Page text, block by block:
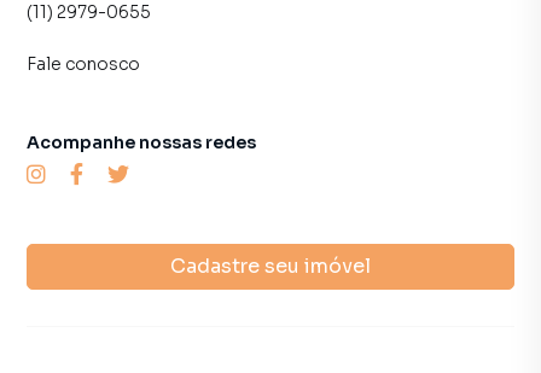
(11) 2979-0655
Fale conosco
Cadastre seu imóvel
Acompanhe nossas redes